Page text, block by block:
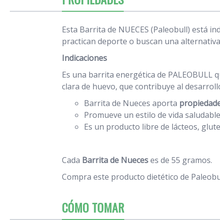
Esta Barrita de NUECES (Paleobull) está
practican deporte o buscan una
Indicaciones
Es una barrita energética de
clara de huevo, que contribuye al
Barrita de Nueces aporta
Promueve un estilo de vida
Es un producto libre de lácteos,
Cada Barrita de Nueceses de 55 gramos.
Compra este producto dietético de
CÓMO TOMAR